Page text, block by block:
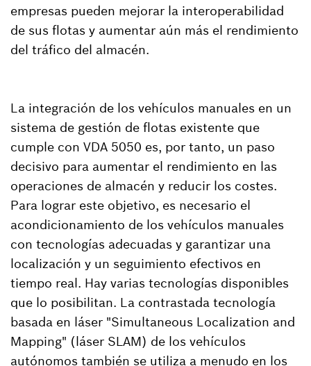
empresas pueden mejorar la interoperabilidad
de sus flotas y aumentar aún más el rendimiento
del tráfico del almacén.
La integración de los vehículos manuales en un
sistema de gestión de flotas existente que
cumple con VDA 5050 es, por tanto, un paso
decisivo para aumentar el rendimiento en las
operaciones de almacén y reducir los costes.
Para lograr este objetivo, es necesario el
acondicionamiento de los vehículos manuales
con tecnologías adecuadas y garantizar una
localización y un seguimiento efectivos en
tiempo real. Hay varias tecnologías disponibles
que lo posibilitan. La contrastada tecnología
basada en láser "Simultaneous Localization and
Mapping" (láser SLAM) de los vehículos
autónomos también se utiliza a menudo en los